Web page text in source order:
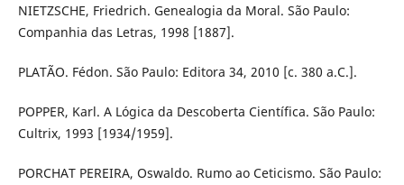
NIETZSCHE, Friedrich. Genealogia da Moral. São Paulo:
Companhia das Letras, 1998 [1887].
PLATÃO. Fédon. São Paulo: Editora 34, 2010 [c. 380 a.C.].
POPPER, Karl. A Lógica da Descoberta Científica. São Paulo:
Cultrix, 1993 [1934/1959].
PORCHAT PEREIRA, Oswaldo. Rumo ao Ceticismo. São Paulo: